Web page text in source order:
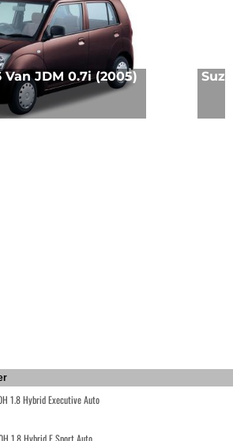
JDM 0.7i (2005)
1.8 Hybrid Executive Auto
1.8 Hybrid F Sport Auto